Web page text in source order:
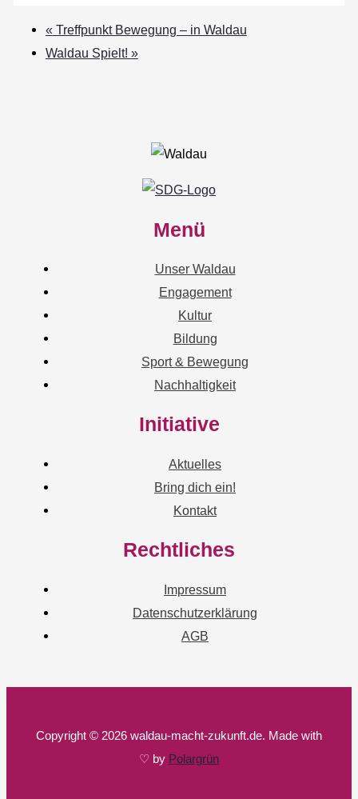
« Treffpunkt Bewegung – in Waldau
Waldau Spielt! »
Menü
Unser Waldau
Engagement
Kultur
Bildung
Sport & Bewegung
Nachhaltigkeit
Initiative
Aktuelles
Bring dich ein!
Kontakt
Rechtliches
Impressum
Datenschutzerklärung
AGB
Copyright © 2026 waldau-macht-zukunft.de. Made with
♡ by Polargrün